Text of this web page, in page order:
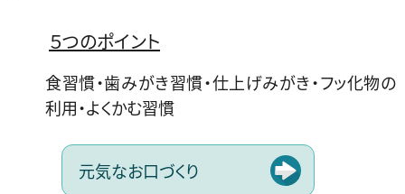
５つのポイント
食習慣・歯みがき習慣・仕上げみがき・フッ化物の
利用・よくかむ習慣
元気なお口づくり